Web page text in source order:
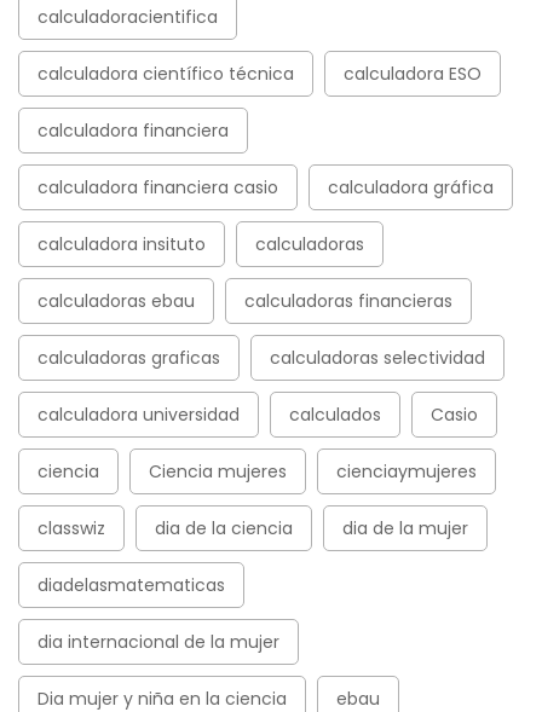
calculadoracientifica
calculadora científico técnica calculadora ESO
calculadora financiera
calculadora financiera casio calculadora gráfica
calculadora insituto calculadoras
calculadoras ebau calculadoras financieras
calculadoras graficas calculadoras selectividad
calculadora universidad calculados Casio
ciencia Ciencia mujeres cienciaymujeres
classwiz dia de la ciencia dia de la mujer
diadelasmatematicas
dia internacional de la mujer
Dia mujer y niña en la ciencia ebau